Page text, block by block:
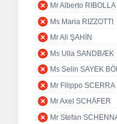
Mr Alberto RIBOLLA
Ms Maria RIZZOTTI
Mr Ali ŞAHİN
Ms Ulla SANDBÆK
Ms Selin SAYEK
Mr Filippo SCERRA
Mr Axel SCHÄFER
Mr Stefan